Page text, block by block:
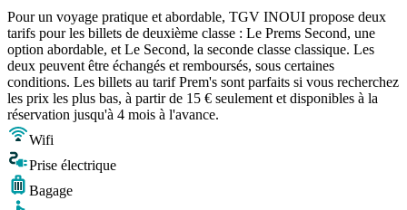
Pour un voyage pratique et abordable, TGV INOUI propose deux
tarifs pour les billets de deuxième classe : Le Prems Second, une
option abordable, et Le Second, la seconde classe classique. Les
deux peuvent être échangés et remboursés, sous certaines
conditions. Les billets au tarif Prem's sont parfaits si vous recherchez
les prix les plus bas, à partir de 15 € seulement et disponibles à la
réservation jusqu'à 4 mois à l'avance.
Wifi
Prise électrique
Bagage